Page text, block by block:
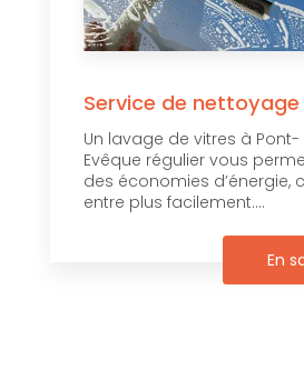
Service de
Un lavage de vitres à Pont-
Evêque régulier vous
des économies d’énergie,
entre plus facilement....
En